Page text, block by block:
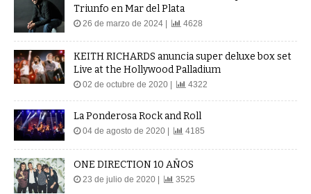
Triunfo en Mar del Plata
26 de marzo de 2024 | 4628
KEITH RICHARDS anuncia super deluxe box set
Live at the Hollywood Palladium
02 de octubre de 2020 | 4322
La Ponderosa Rock and Roll
04 de agosto de 2020 | 4185
ONE DIRECTION 10 AÑOS
23 de julio de 2020 | 3525